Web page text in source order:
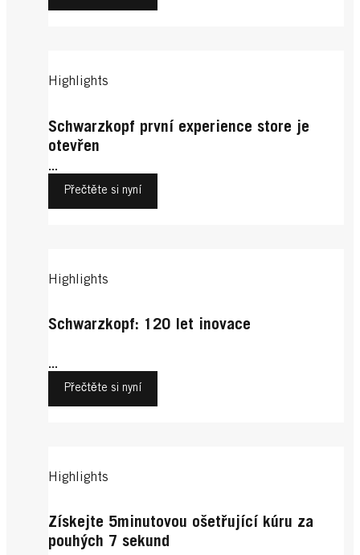
Highlights
Schwarzkopf první experience store je
otevřen
...
Přečtěte si nyní
Highlights
Schwarzkopf: 120 let inovace
...
Přečtěte si nyní
Highlights
Získejte 5minutovou ošetřující kúru za
pouhých 7 sekund